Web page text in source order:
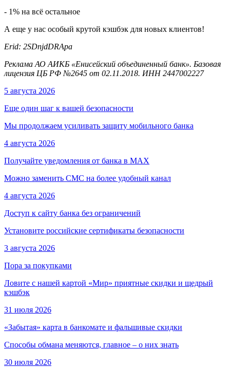
- 1% на всё остальное
А еще у нас особый крутой кэшбэк для новых клиентов!
Erid: 2SDnjdDRApa
Реклама АО АИКБ «Енисейский объединенный банк». Базовая
лицензия ЦБ РФ №2645 от 02.11.2018. ИНН 2447002227
5 августа 2026
Еще один шаг к вашей безопасности
Мы продолжаем усиливать защиту мобильного банка
4 августа 2026
Получайте уведомления от банка в МАХ
Можно заменить СМС на более удобный канал
4 августа 2026
Доступ к сайту банка без ограничений
Установите российские сертификаты безопасности
3 августа 2026
Пора за покупками
Ловите с нашей картой «Мир» приятные скидки и щедрый
кэшбэк
31 июля 2026
«Забытая» карта в банкомате и фальшивые скидки
Способы обмана меняются, главное – о них знать
30 июля 2026